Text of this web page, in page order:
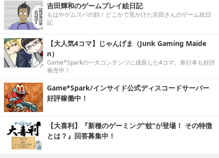
吉田輝和のゲームプレイ絵日記
もはやゲムスパの顔！どこかで見かけた吉田さんのゲーム絵日
記
【大人気4コマ】じゃんげま（Junk Gaming Maide
n）
Game*Sparkの一大コンテンツに成長した4コマ。単行本も好評
発売中！
Game*Spark/インサイド公式ディスコードサーバー
好評稼働中！
【大喜利】『新種のゲーミング“蚊”が登場！ その特徴
とは？』回答募集中！